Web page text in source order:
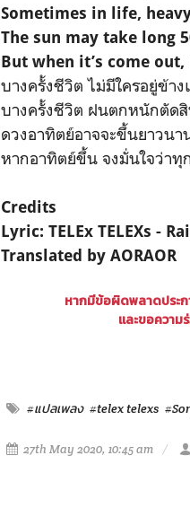
Sometimes in life,
The sun may take long
But when it’s come
บางครั้งชีวิต ไม่มีใครอยู่ข้าง
บางครั้งชีวิต ฝนตกหนักตัดสิ
ดวงอาทิตย์อาจจะขึ้นยาวน
หากอาทิตย์ขึ้น จงมั่นใจว่าทุ
Credits
Lyric: TELEx TELEXs -
Translated by AORAOR
หากมีข้อผิดพลาดประ
และขอควา
#แปลเพลง #telex telexs
27th May 2020, 10:45 am